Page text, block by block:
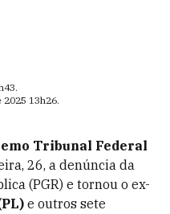
.
2025 13h26.
Tribunal Federal
26, a denúncia da
(PGR) e tornou o ex-
e outros sete